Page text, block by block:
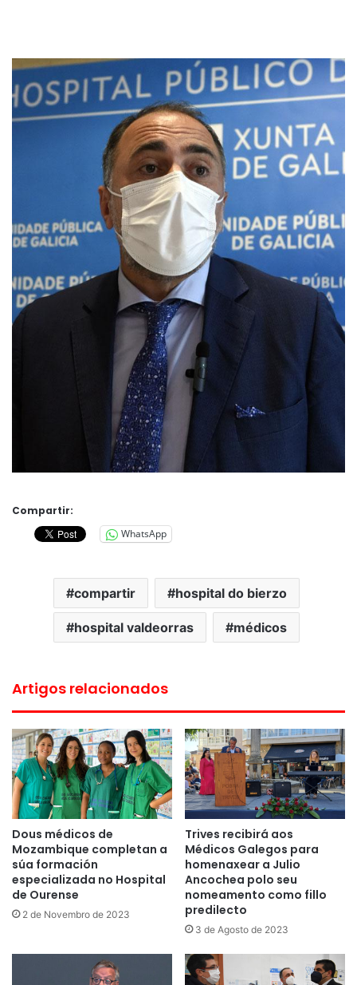
Compartir:
WhatsApp
compartir hospital do bierzo
hospital valdeorras médicos
Artigos relacionados
Dous médicos de
Mozambique completan a
súa formación
especializada no Hospital
de Ourense
2 de Novembro de 2023
Trives recibirá aos
Médicos Galegos para
homenaxear a Julio
Ancochea polo seu
nomeamento como fillo
predilecto
3 de Agosto de 2023